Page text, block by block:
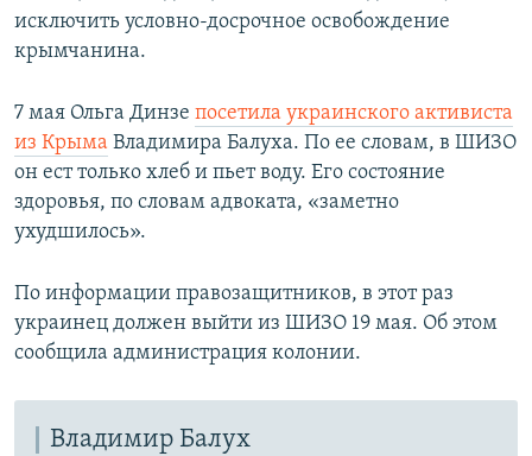
исключить условно-досрочное освобождение
крымчанина.
7 мая Ольга Динзе посетила украинского активиста
из Крыма Владимира Балуха. По ее словам, в ШИЗО
он ест только хлеб и пьет воду. Его состояние
здоровья, по словам адвоката, «заметно
ухудшилось».
По информации правозащитников, в этот раз
украинец должен выйти из ШИЗО 19 мая. Об этом
сообщила администрация колонии.​
Владимир Балух